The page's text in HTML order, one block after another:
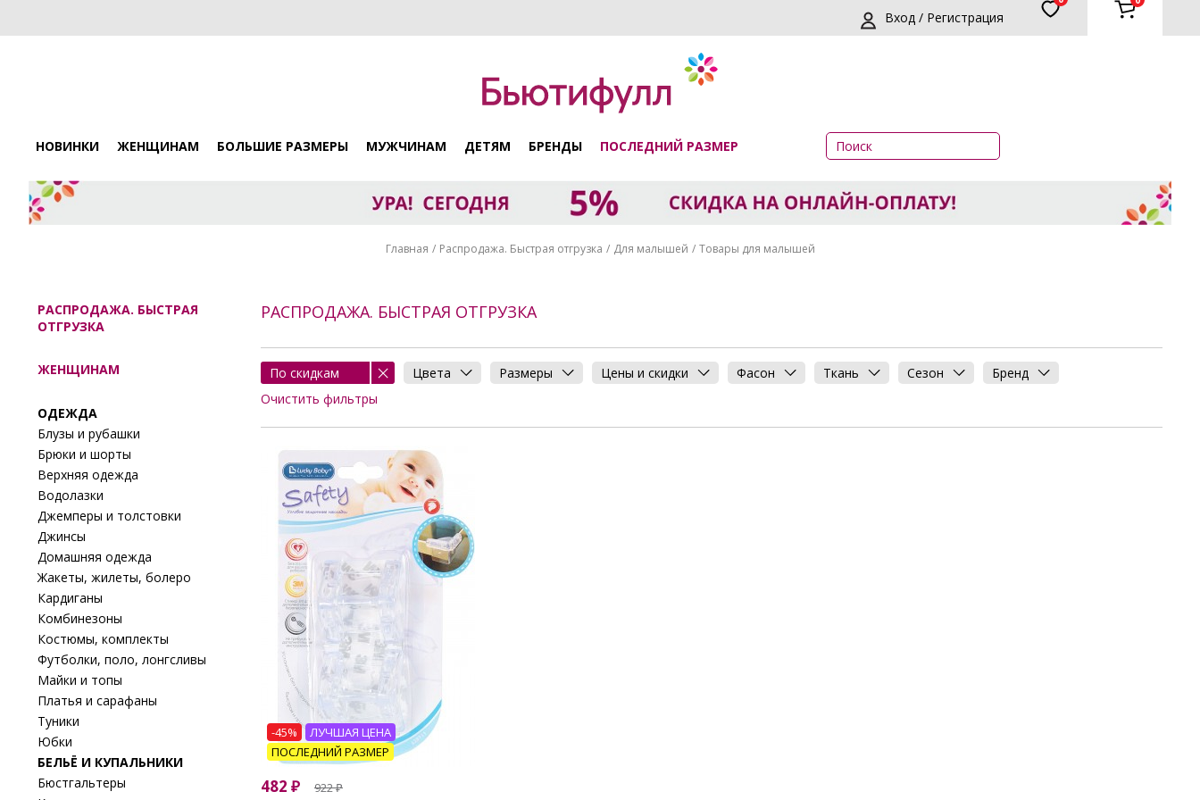
Вход / Регистрация
НОВИНКИ ЖЕНЩИНАМ БОЛЬШИЕ РАЗМЕРЫ МУЖЧИНАМ ДЕТЯМ БРЕНДЫ ПОСЛЕДНИЙ РАЗМЕР
Главная Распродажа. Быстрая отгрузка Для малышей Товары для малышей
РАСПРОДАЖА. БЫСТРАЯ
ОТГРУЗКА
ЖЕНЩИНАМ
ОДЕЖДА
Блузы и рубашки
Брюки и шорты
Верхняя одежда
Водолазки
Джемперы и толстовки
Джинсы
Домашняя одежда
Жакеты, жилеты, болеро
Кардиганы
Комбинезоны
Костюмы, комплекты
Футболки, поло, лонгсливы
Майки и топы
Платья и сарафаны
Туники
Юбки
БЕЛЬЁ И КУПАЛЬНИКИ
Бюстгальтеры
РАСПРОДАЖА. БЫСТРАЯ ОТГРУЗКА
По скидкам Цвета Размеры Цены и скидки Фасон Ткань Сезон
Бренд
Очистить фильтры
-45%
ЛУЧШАЯ ЦЕНА
ПОСЛЕДНИЙ РАЗМЕР
482 ₽ 922₽